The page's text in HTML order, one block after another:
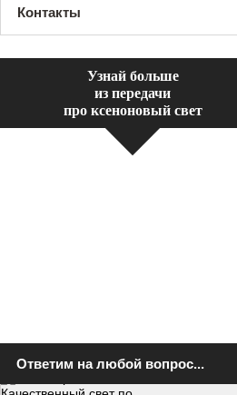
Контакты
Узнай больше
из передачи
про ксеноновый свет
Ответим на любой вопрос...